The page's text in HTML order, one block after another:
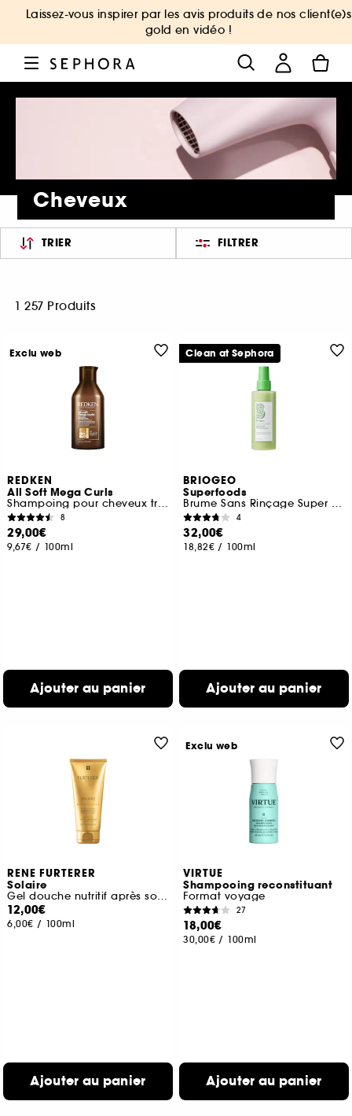
Laissez-vous inspirer par les avis produits de nos client(e)s
gold en vidéo !
Cheveux
TRIER FILTRER
1 257 Produits
REDKEN
All Soft Mega Curls
Shampoing pour cheveux très secs, bouclés à crépus
8
29,00€
9,67€ / 100ml
Ajouter au panier
Exclu web
BRIOGEO
Superfoods
Brume Sans Rinçage Super Hydratante A L’avocat et Kiwi
4
32,00€
18,82€ / 100ml
Ajouter au panier
Clean at Sephora
RENE FURTERER
Solaire
Gel douche nutritif après soleil cheveux et corps
12,00€
6,00€ / 100ml
Ajouter au panier
VIRTUE
Shampooing reconstituant
Format voyage
27
18,00€
30,00€ / 100ml
Ajouter au panier
Exclu web